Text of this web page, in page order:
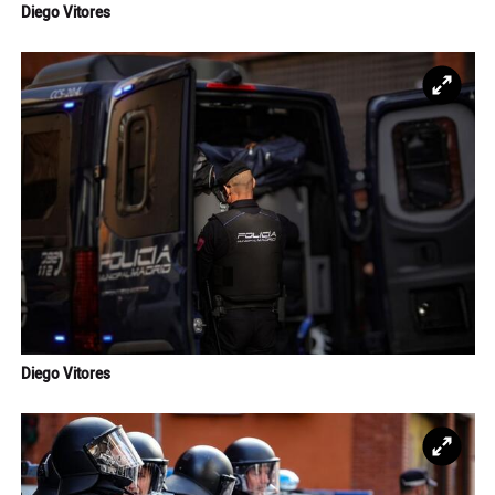
Diego Vitores
Diego Vitores